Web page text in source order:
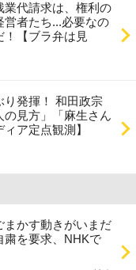
業代請求は、権利の
者たち...必要なの
！【ブラ弁は見
り発揮！ 和田政宗
見方」「麻生さん
ア定点観測】
まかす動きがいまだ
を要求、NHKで